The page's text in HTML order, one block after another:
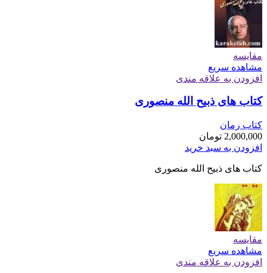
مقایسه
مشاهده سریع
افزودن به علاقه مندی
کتاب های ذبیح الله منصوری
کتاب رمان
2,000,000 تومان
افزودن به سبد خرید
کتاب های ذبیح الله منصوری
مقایسه
مشاهده سریع
افزودن به علاقه مندی